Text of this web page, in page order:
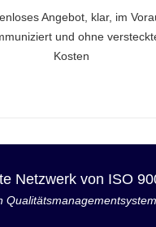
Angebot, klar, im
und ohne
Kosten
Netzwerk von ISO